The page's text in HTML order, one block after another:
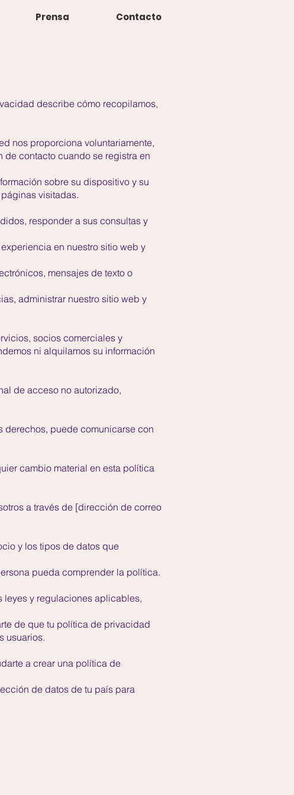
Prensa Contacto
describe cómo recopilamos,
nos proporciona voluntariamente,
de contacto cuando se registra en
sobre su dispositivo y su
visitadas.
responder a sus consultas y
en nuestro sitio web y
mensajes de texto o
administrar nuestro sitio web y
socios comerciales y
ni alquilamos su información
de acceso no autorizado,
derechos, puede comunicarse con
cambio material en esta política
a través de [dirección de correo
y los tipos de datos que
pueda comprender la política.
y regulaciones aplicables,
de que tu política de privacidad
usuarios.
a crear una política de
de datos de tu país para